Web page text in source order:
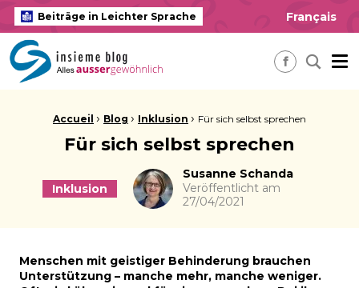
Beiträge in Leichter Sprache Français
insieme Blog Alles ausser gewöhnlich
Facebook
Nach
Brotkrume:Accueil › Blog › Inklusion › Für sich selbst sprechen
Für sich selbst sprechen
Inklusion
Autor
Susanne Schanda
Veröffentlicht am
27/04/2021
Menschen mit geistiger Behinderung brauchen
Unterstützung – manche mehr, manche weniger.